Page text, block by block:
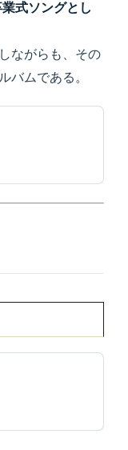
式ソングとし
ながらも、その
バムである。